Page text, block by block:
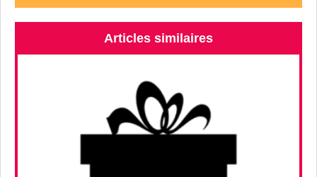
Articles similaires